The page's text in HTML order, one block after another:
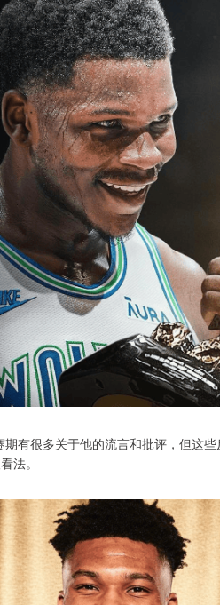
有很多关于他的流言和批评，但这
法。